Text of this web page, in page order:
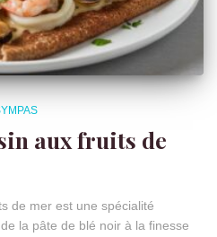
aux fruits de
de mer est une spécialité
la pâte de blé noir à la finesse